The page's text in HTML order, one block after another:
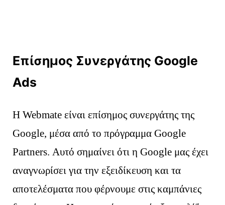
Επίσημος Συνεργάτης Google
Ads
Η Webmate είναι επίσημος συνεργάτης της
Google, μέσα από το πρόγραμμα Google
Partners. Αυτό σημαίνει ότι η Google μας έχει
αναγνωρίσει για την εξειδίκευση και τα
αποτελέσματα που φέρνουμε στις καμπάνιες